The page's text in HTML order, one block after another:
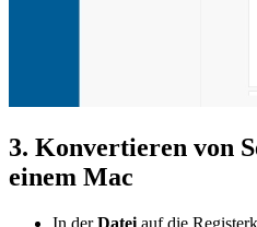
3. Konvertieren von
einem Mac
In derDatei auf die